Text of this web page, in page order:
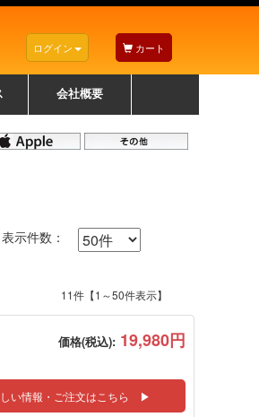
ログイン カート
会社概要
表示件数：
11件【1～50件表示】
価格(税込): 19,980円
い情報・ご注文はこちら ▶